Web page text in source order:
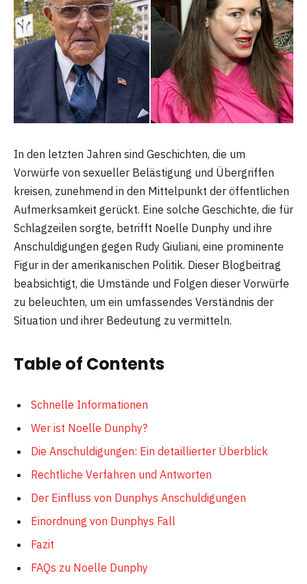
In den letzten Jahren sind Geschichten, die um
Vorwürfe von sexueller Belästigung und Übergriffen
kreisen, zunehmend in den Mittelpunkt der öffentlichen
Aufmerksamkeit gerückt. Eine solche Geschichte, die für
Schlagzeilen sorgte, betrifft Noelle Dunphy und ihre
Anschuldigungen gegen Rudy Giuliani, eine prominente
Figur in der amerikanischen Politik. Dieser Blogbeitrag
beabsichtigt, die Umstände und Folgen dieser Vorwürfe
zu beleuchten, um ein umfassendes Verständnis der
Situation und ihrer Bedeutung zu vermitteln.
Table of Contents
Schnelle Informationen
Wer ist Noelle Dunphy?
Die Anschuldigungen: Ein detaillierter Überblick
Rechtliche Verfahren und Antworten
Der Einfluss von Dunphys Anschuldigungen
Einordnung von Dunphys Fall
Fazit
FAQs zu Noelle Dunphy